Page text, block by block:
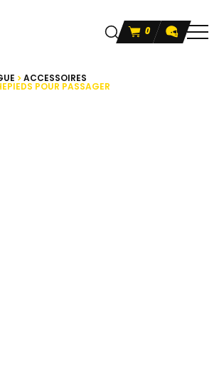
0
ACCESSOIRES
POUR PASSAGER